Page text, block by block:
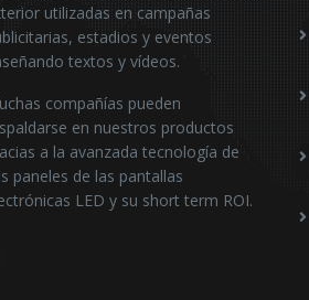
utilizadas en campañas
estadios y eventos
textos y vídeos.
compañías pueden
en nuestros productos
a la avanzada tecnología de
paneles de las pantallas
LED y su short term ROI.